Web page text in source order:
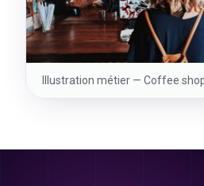
Illustration métier — Coffee